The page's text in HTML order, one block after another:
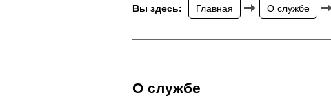
Вы здесь: Главная О службе
О службе